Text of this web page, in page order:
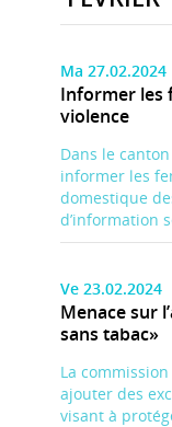
Ma 27.02.2024
Informer les
violence
Dans le
informer les
domestique
d’information
Ve 23.02.2024
Menace sur
sans tabac»
La
ajouter des
visant à